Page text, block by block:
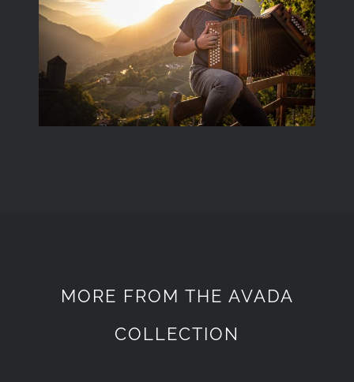
MORE FROM THE AVADA
COLLECTION